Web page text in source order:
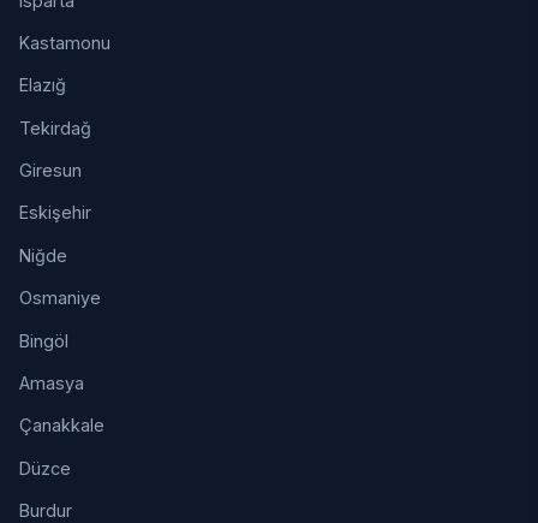
Kastamonu
Elazığ
Tekirdağ
Giresun
Eskişehir
Niğde
Osmaniye
Bingöl
Amasya
Çanakkale
Düzce
Burdur